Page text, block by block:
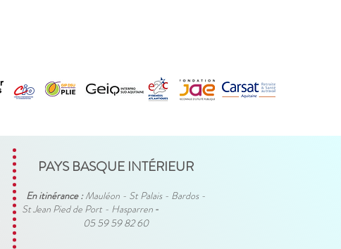
PAYS BASQUE INTÉRIEUR
En itinérance :Mauléon - St Palais - Bardos -
St Jean Pied de Port - Hasparren -
05 59 59 82 60